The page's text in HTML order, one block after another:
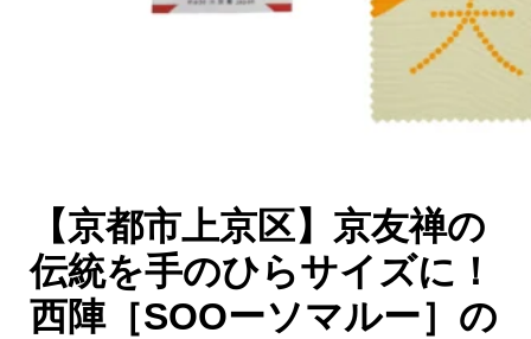
ABOUT US
Instagram
【京都市上京区】京友禅の
伝統を手のひらサイズに！
西陣［SOOーソマルー］の